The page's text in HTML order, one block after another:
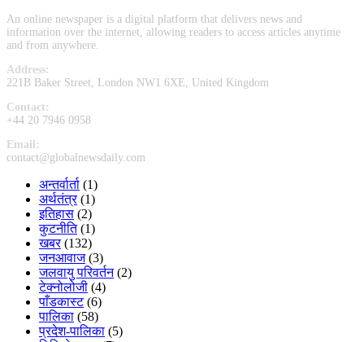
An online newspaper is a digital platform that delivers news and
information over the internet, allowing readers to access articles anytime
and from anywhere.
Address:
221B Baker Street, London NW1 6XE, United Kingdom
Contact:
+44 20 7946 0958
Email:
contact@globalnewsdaily.com
अन्तर्वार्ता (1)
अर्थतंत्र(1)
इतिहास (2)
कुटनीति(1)
खबर(132)
जनआवाज(3)
जलवायु परिवर्तन(2)
टेक्नोलोजी (4)
पाँडकास्ट(6)
पालिका (58)
प्रदेश-पालिका (5)